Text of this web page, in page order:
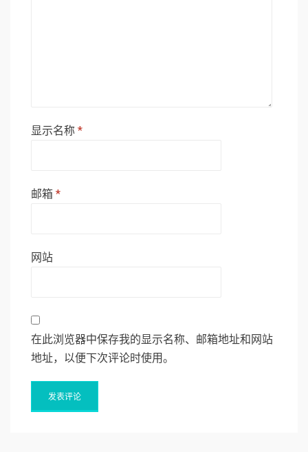
显示名称 *
邮箱 *
网站
在此浏览器中保存我的显示名称、邮箱地址和网站
地址，以便下次评论时使用。